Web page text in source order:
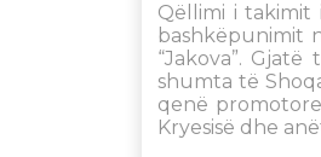
Qëllimi i takimit
bashkëpunimit
“Jakova”.
shumta të
qenë
Kryesisë dhe